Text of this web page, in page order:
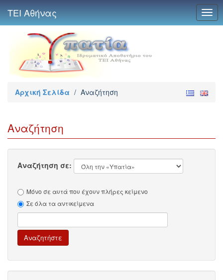
ΤΕΙ Αθήνας
Αρχική Σελίδα / Αναζήτηση
Αναζήτηση
Αναζήτηση σε:
Μόνο σε αυτά που έχουν πλήρες κείμενο
Σε όλα τα αντικείμενα